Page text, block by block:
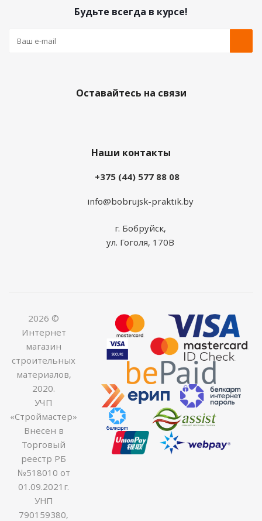
Будьте всегда в курсе!
Оставайтесь на связи
Наши контакты
+375 (44) 577 88 08
info@bobrujsk-praktik.by
г. Бобруйск,
ул. Гоголя, 170В
2026 ©
Интернет
магазин
строительных
материалов,
2020.
УЧП
«Строймастер»
Внесен в
Торговый
реестр РБ
№518010 от
01.09.2021г.
УНП
790159380,